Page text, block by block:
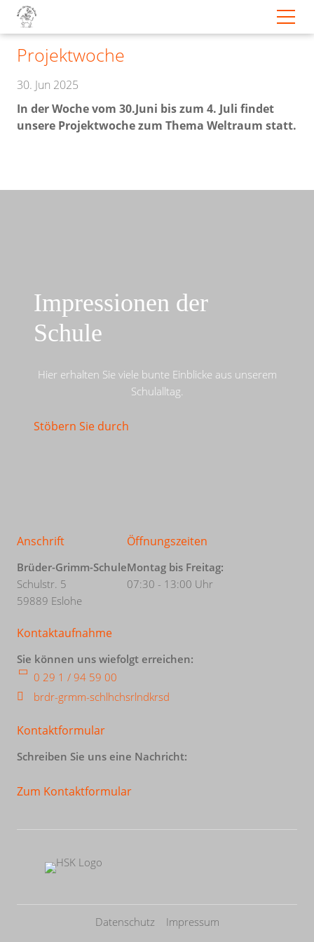
Projektwoche
30. Jun 2025
In der Woche vom 30.Juni bis zum 4. Juli findet
unsere Projektwoche zum Thema Weltraum statt.
Impressionen der
Schule
Hier erhalten Sie viele bunte Einblicke aus unserem
Schulalltag.
Stöbern Sie durch
Anschrift
Brüder-Grimm-Schule
Schulstr. 5
59889 Eslohe
Öffnungszeiten
Montag bis Freitag:
07:30 - 13:00 Uhr
Kontaktaufnahme
Sie können uns wiefolgt erreichen:
0 29 1 / 94 59 00
brdr-grmm-schlhchsrlndkrsd
Kontaktformular
Schreiben Sie uns eine Nachricht:
Zum Kontaktformular
Datenschutz Impressum